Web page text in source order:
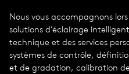
Nous vous accompagnons
solutions d’éclairage
technique et des services
systèmes de contrôle,
et de gradation, calibration